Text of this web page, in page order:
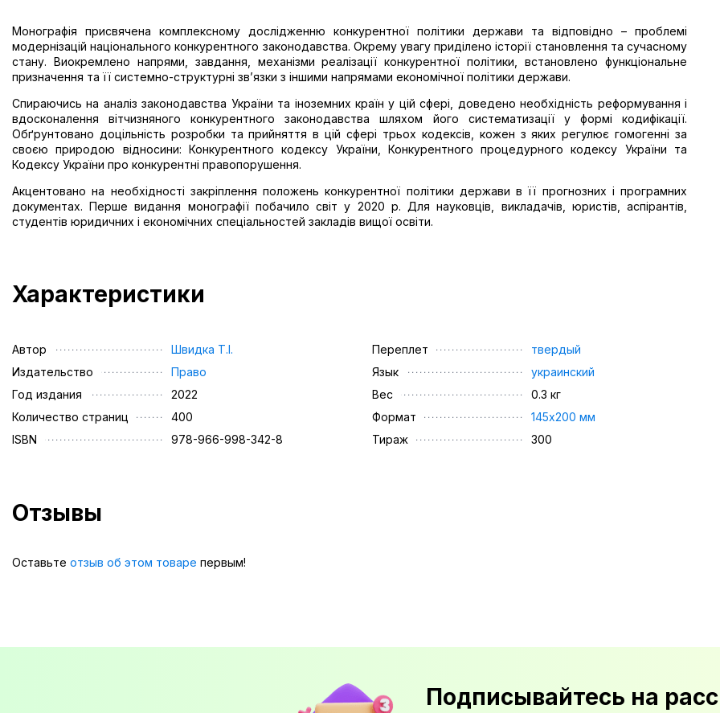
Монографія присвячена комплексному дослідженню конкурентної політики держави та відповідно – проблемі
модернізацій національного конкурентного законодавства. Окрему увагу приділено історії становлення та сучасному
стану. Виокремлено напрями, завдання, механізми реалізації конкурентної політики, встановлено функціональне
призначення та її системно-структурні зв’язки з іншими напрямами економічної політики держави.
Спираючись на аналіз законодавства України та іноземних країн у цій сфері, доведено необхідність реформування і
вдосконалення вітчизняного конкурентного законодавства шляхом його систематизації у формі кодифікації.
Обґрунтовано доцільність розробки та прийняття в цій сфері трьох кодексів, кожен з яких регулює гомогенні за
своєю природою відносини: Конкурентного кодексу України, Конкурентного процедурного кодексу України та
Кодексу України про конкурентні правопорушення.
Акцентовано на необхідності закріплення положень конкурентної політики держави в її прогнозних і програмних
документах. Перше видання монографії побачило світ у 2020 р. Для науковців, викладачів, юристів, аспірантів,
студентів юридичних і економічних спеціальностей закладів вищої освіти.
Характеристики
Автор
Швидка Т.І.
Издательство
Право
Год издания
2022
Количество страниц
400
ISBN
978-966-998-342-8
Переплет
твердый
Язык
украинский
Вес
0.3 кг
Формат
145х200 мм
Тираж
300
Отзывы
Оставьте отзыв об этом товаре первым!
Подписывайтесь на